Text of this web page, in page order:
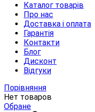
Каталог товарів
Про нас
Доставка і оплата
Гарантія
Контакти
Блог
Дисконт
Відгуки
Порівняння
Нет товаров
Обране